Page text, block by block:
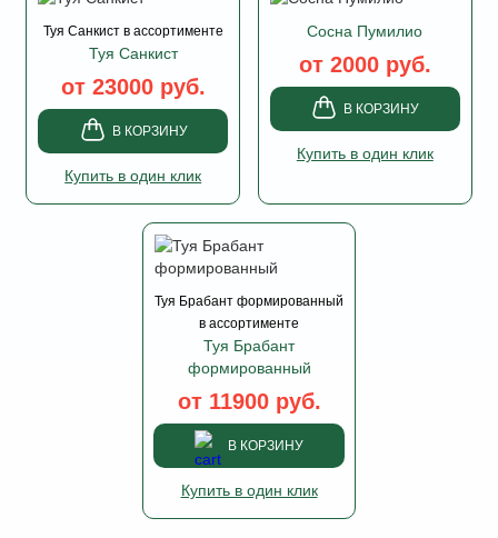
Туя Санкист в ассортименте
Туя Санкист
от 23000 руб.
В КОРЗИНУ
Купить в один клик
Сосна Пумилио
от 2000 руб.
В КОРЗИНУ
Купить в один клик
Туя Брабант формированный
в ассортименте
Туя Брабант
формированный
от 11900 руб.
В КОРЗИНУ
Купить в один клик